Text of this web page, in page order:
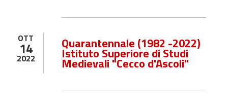
OTT
14
2022
Quarantennale (1982 -2022)
Istituto Superiore di Studi
Medievali "Cecco d'Ascoli"